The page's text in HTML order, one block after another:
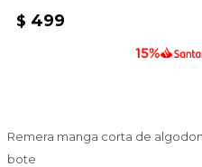
$ 499
Remera manga corta de
bote